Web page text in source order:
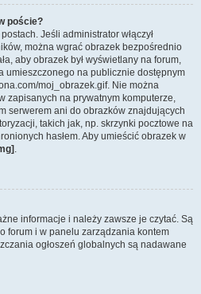
poście?
Jeśli administrator włączył
można wgrać obrazek bezpośrednio
aby obrazek był wyświetlany na forum,
umieszczonego na publicznie dostępnym
moj_obrazek.gif. Nie można
zapisanych na prywatnym komputerze,
serwerem ani do obrazków znajdujących
takich jak, np. skrzynki pocztowe na
hasłem. Aby umieścić obrazek w
.
informacje i należy zawsze je czytać. Są
forum i w panelu zarządzania kontem
ogłoszeń globalnych są nadawane